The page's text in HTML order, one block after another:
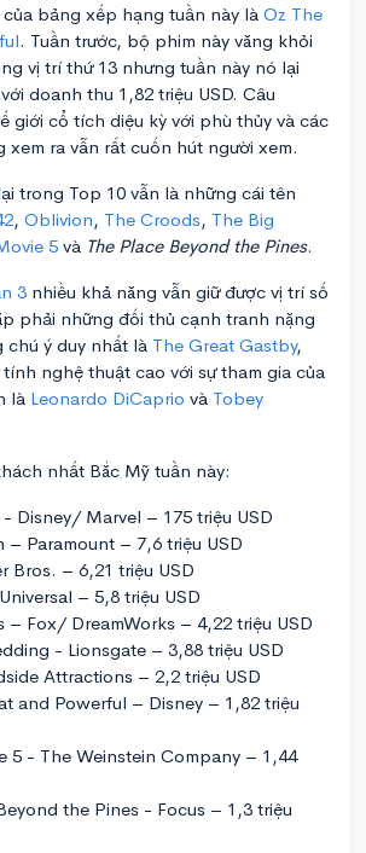
bảng xếp hạng tuần này là Oz The
. Tuần trước, bộ phim này văng khỏi
vị trí thứ 13 nhưng tuần này nó lại
doanh thu 1,82 triệu USD. Câu
giới cổ tích diệu kỳ với phù thủy và các
xem ra vẫn rất cuốn hút người xem.
trong Top 10 vẫn là những cái tên
, Oblivion, The Croods, The Big
5 và The Place Beyond the Pines.
3 nhiều khả năng vẫn giữ được vị trí số
phải những đối thủ cạnh tranh nặng
chú ý duy nhất là The Great Gastby,
nghệ thuật cao với sự tham gia của
là Leonardo DiCaprio và Tobey
nhất Bắc Mỹ tuần này:
Disney/ Marvel – 175 triệu USD
– Paramount – 7,6 triệu USD
Bros. – 6,21 triệu USD
– 5,8 triệu USD
– Fox/ DreamWorks – 4,22 triệu USD
- Lionsgate – 3,88 triệu USD
Attractions – 2,2 triệu USD
and Powerful – Disney – 1,82 triệu
5 - The Weinstein Company – 1,44
the Pines - Focus – 1,3 triệu